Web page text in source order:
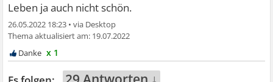
Leben ja auch nicht schön.
26.05.2022 18:23 •
19.07.2022
x 1